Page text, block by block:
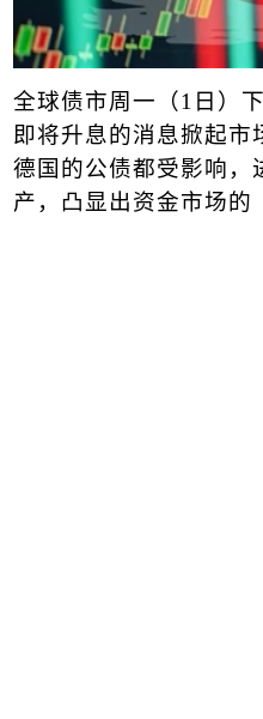
全球债市周一（1 日）
即将升息的消息掀起市
德国 的公债都受影响，
产，凸显出资金市场的